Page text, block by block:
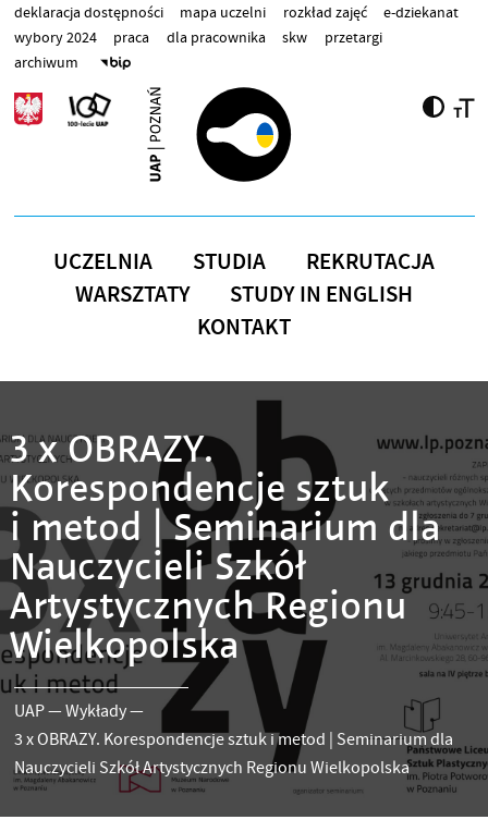
Przejdź do treści
deklaracja dostępności mapa uczelni rozkład zajęć
e-dziekanat
wybory 2024
praca dla pracownika skw
przetargi
archiwum
UCZELNIA STUDIA
REKRUTACJA
WARSZTATY
STUDY IN ENGLISH
KONTAKT
3 x OBRAZY.
Korespondencje sztuk
i metod | Seminarium dla
Nauczycieli Szkół
Artystycznych Regionu
Wielkopolska
UAP—Wykłady—
3 x OBRAZY. Korespondencje sztuk i metod | Seminarium dla
Nauczycieli Szkół Artystycznych Regionu Wielkopolska